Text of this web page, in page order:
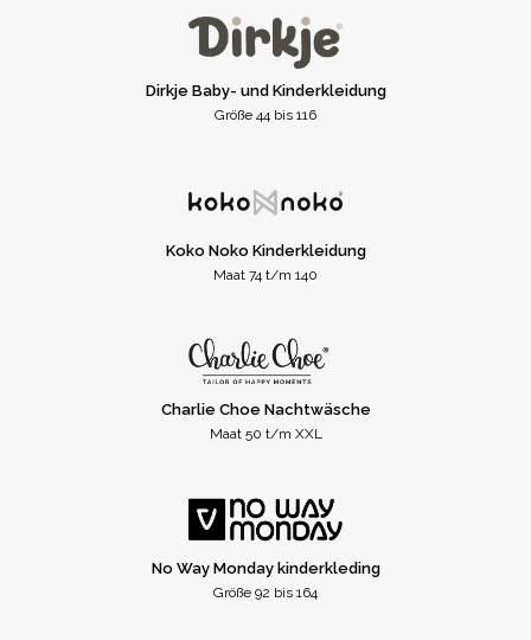
Dirkje Baby- und Kinderkleidung
Größe 44 bis 116
Koko Noko Kinderkleidung
Maat 74 t/m 140
Charlie Choe Nachtwäsche
Maat 50 t/m XXL
No Way Monday kinderkleding
Größe 92 bis 164